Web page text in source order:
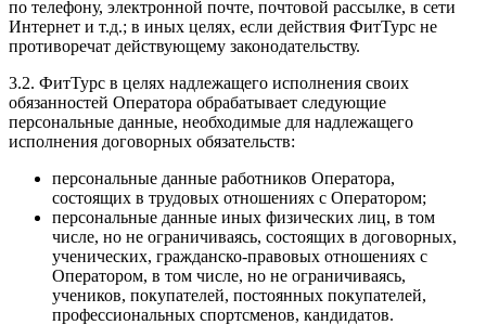
по телефону, электронной почте, почтовой рассылке, в сети
Интернет и т.д.; в иных целях, если действия ФитТурс не
противоречат действующему законодательству.
3.2. ФитТурс в целях надлежащего исполнения своих
обязанностей Оператора обрабатывает следующие
персональные данные, необходимые для надлежащего
исполнения договорных обязательств:
персональные данные работников Оператора,
состоящих в трудовых отношениях с Оператором;
персональные данные иных физических лиц, в том
числе, но не ограничиваясь, состоящих в договорных,
ученических, гражданско-правовых отношениях с
Оператором, в том числе, но не ограничиваясь,
учеников, покупателей, постоянных покупателей,
профессиональных спортсменов, кандидатов.